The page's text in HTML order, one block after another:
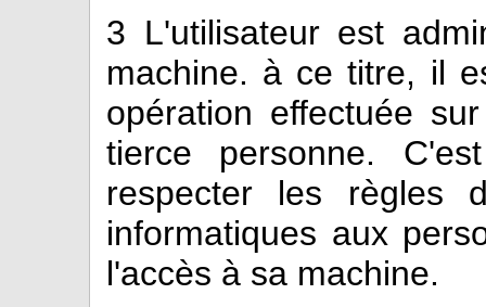
3 L'utilisateur est
machine. à ce titre, il
opération effectuée
tierce personne.
respecter les règles
informatiques aux
l'accès à sa machine.